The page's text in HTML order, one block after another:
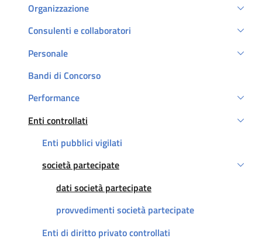
Organizzazione
Consulenti e collaboratori
Personale
Bandi di Concorso
Performance
Enti controllati
Attivo
Enti pubblici vigilati
società partecipate
Attivo
dati società partecipate
provvedimenti società partecipate
Enti di diritto privato controllati